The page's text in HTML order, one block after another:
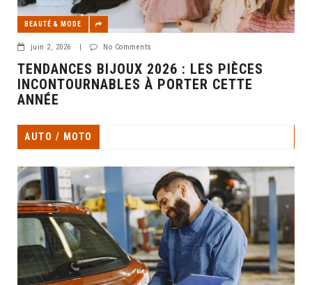
BEAUTÉ & MODE
juin 2, 2026 | No Comments
TENDANCES BIJOUX 2026 : LES PIÈCES
INCONTOURNABLES À PORTER CETTE
ANNÉE
AUTO / MOTO